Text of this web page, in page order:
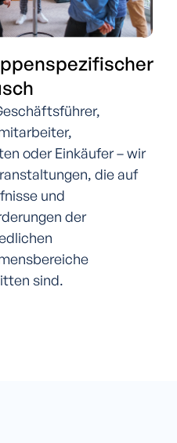
oder Einkäufer – wir
die auf
und
der
sind.